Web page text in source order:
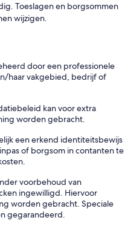
Toeslagen en borgsommen
wijzigen.
door een professionele
haar vakgebied, bedrijf of
kan voor extra
worden gebracht.
een erkend identiteitsbewijs
of borgsom in contanten te
voorbehoud van
ingewilligd. Hiervoor
worden gebracht. Speciale
gegarandeerd.